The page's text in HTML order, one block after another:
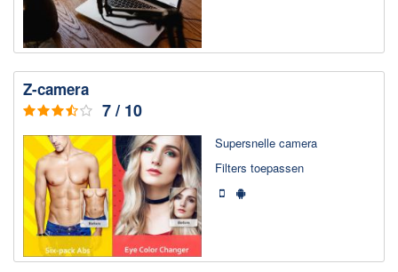
Z-camera
7 / 10
Super­snelle camera
Filters toepassen